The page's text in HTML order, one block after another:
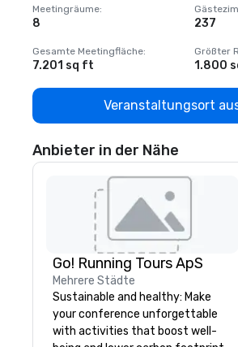
Meetingräume:
8 237
Gesamte Meetingfläche:
7.201 sq ft
Größter
1.800
Veranstaltungsort
Anbieter in der Nähe
Go! Running Tours ApS
Mehrere Städte
Sustainable and healthy: Make
your conference unforgettable
with activities that boost well-